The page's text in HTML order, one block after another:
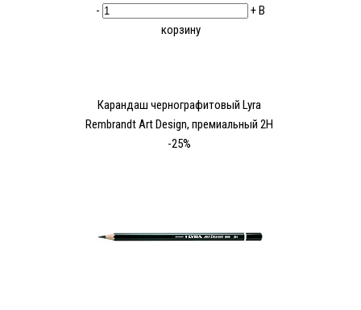
-
+В
корзину
Карандаш чернографитовый Lyra
Rembrandt Art Design, премиальный 2H
-25%